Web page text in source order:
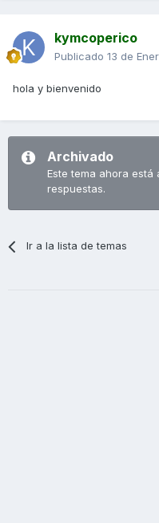
kymcoperico
Publicado 13 de
hola y bienvenido
Archivado
Este tema ahora
respuestas.
Ir a la lista de temas